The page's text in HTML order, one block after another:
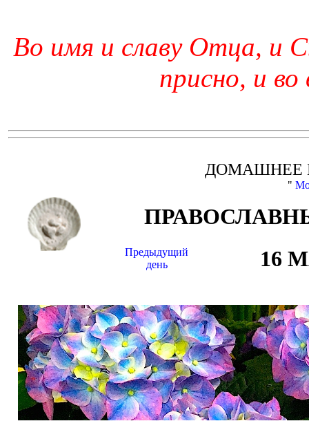
Во имя и славу Отца, и
присно, и во
ДОМАШНЕЕ
"
Предыдущий
день
16